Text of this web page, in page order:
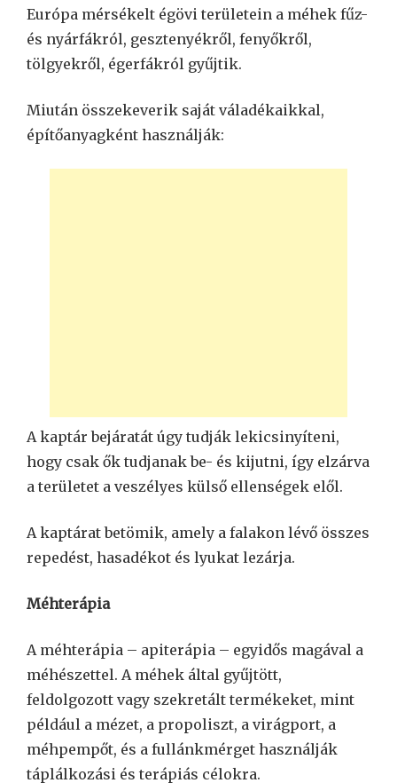
Európa mérsékelt égövi területein a méhek fűz-
és nyárfákról, gesztenyékről, fenyőkről,
tölgyekről, égerfákról gyűjtik.
Miután összekeverik saját váladékaikkal,
építőanyagként használják:
A kaptár bejáratát úgy tudják lekicsinyíteni,
hogy csak ők tudjanak be- és kijutni, így elzárva
a területet a veszélyes külső ellenségek elől.
A kaptárat betömik, amely a falakon lévő összes
repedést, hasadékot és lyukat lezárja.
Méhterápia
A méhterápia – apiterápia – egyidős magával a
méhészettel. A méhek által gyűjtött,
feldolgozott vagy szekretált termékeket, mint
például a mézet, a propoliszt, a virágport, a
méhpempőt, és a fullánkmérget használják
táplálkozási és terápiás célokra.